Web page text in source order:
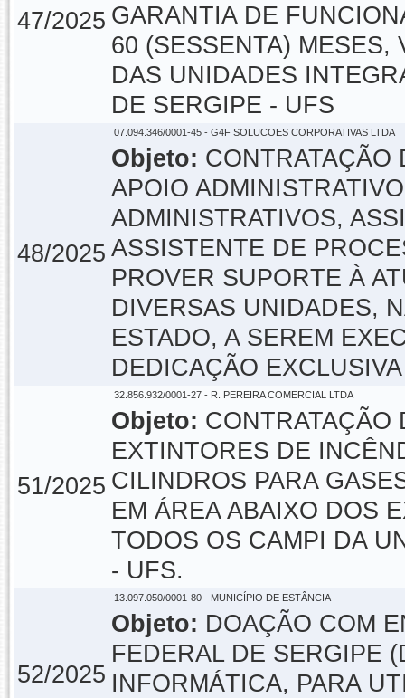
47/2025 GARANTIA DE
60 (SESSENTA) MESES,
DAS UNIDADES
DE SERGIPE - UFS
48/2025
07.094.346/0001-45 - G4F SOLUCOES CORPORATIVAS LTDA
Objeto: CONTRATAÇÃO
APOIO
ADMINISTRATIVOS,
ASSISTENTE DE
PROVER SUPORTE À
DIVERSAS UNIDADES,
ESTADO, A SEREM
DEDICAÇÃO
51/2025
32.856.932/0001-27 - R. PEREIRA COMERCIAL LTDA
Objeto: CONTRATAÇÃO
EXTINTORES DE
CILINDROS PARA
EM ÁREA ABAIXO DOS
TODOS OS CAMPI DA
- UFS.
52/2025
13.097.050/0001-80 - MUNICÍPIO DE ESTÂNCIA
Objeto: DOAÇÃO COM
FEDERAL DE SERGIPE
INFORMÁTICA, PARA